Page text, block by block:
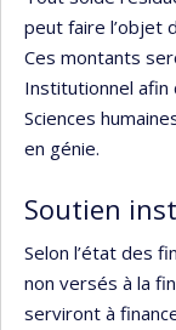
peut faire l’objet
Ces montants
Institutionnel afin
Sciences
en génie.
Soutien
Selon l’état des
non versés à la
serviront à